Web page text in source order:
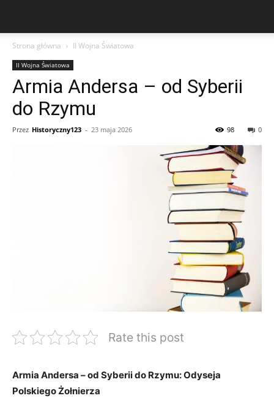
Strona główna II Wojna Światowa
II Wojna Światowa
Armia Andersa – od Syberii
do Rzymu
Przez Historyczny123 - 23 maja 2026 0
98
Rate this post
Armia Andersa – od Syberii do Rzymu: Odyseja
Polskiego Żołnierza